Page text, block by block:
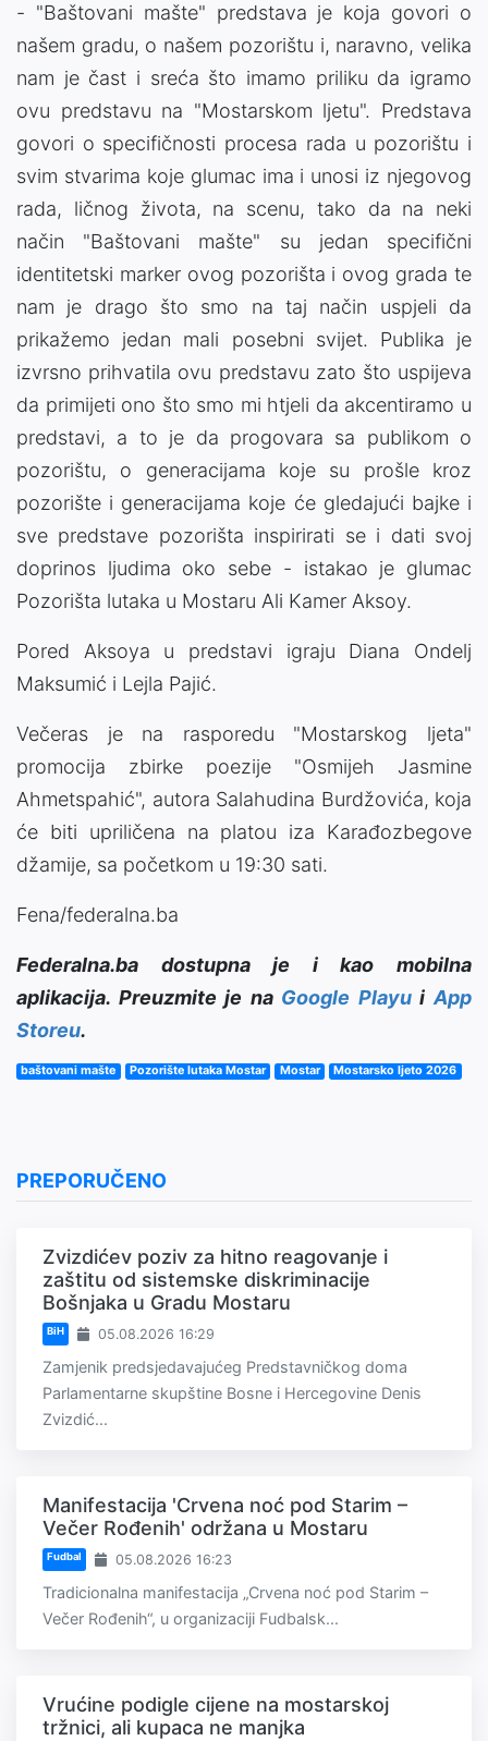
- "Baštovani mašte" predstava je koja govori o
našem gradu, o našem pozorištu i, naravno, velika
nam je čast i sreća što imamo priliku da igramo
ovu predstavu na "Mostarskom ljetu". Predstava
govori o specifičnosti procesa rada u pozorištu i
svim stvarima koje glumac ima i unosi iz njegovog
rada, ličnog života, na scenu, tako da na neki
način "Baštovani mašte" su jedan specifični
identitetski marker ovog pozorišta i ovog grada te
nam je drago što smo na taj način uspjeli da
prikažemo jedan mali posebni svijet. Publika je
izvrsno prihvatila ovu predstavu zato što uspijeva
da primijeti ono što smo mi htjeli da akcentiramo u
predstavi, a to je da progovara sa publikom o
pozorištu, o generacijama koje su prošle kroz
pozorište i generacijama koje će gledajući bajke i
sve predstave pozorišta inspirirati se i dati svoj
doprinos ljudima oko sebe - istakao je glumac
Pozorišta lutaka u Mostaru Ali Kamer Aksoy.
Pored Aksoya u predstavi igraju Diana Ondelj
Maksumić i Lejla Pajić.
Večeras je na rasporedu "Mostarskog ljeta"
promocija zbirke poezije "Osmijeh Jasmine
Ahmetspahić", autora Salahudina Burdžovića, koja
će biti upriličena na platou iza Karađozbegove
džamije, sa početkom u 19:30 sati.
Fena/federalna.ba
Federalna.ba dostupna je i kao mobilna
aplikacija. Preuzmite je na Google PlayuiApp
Storeu.
baštovani mašte Pozorište lutaka Mostar Mostar Mostarsko ljeto 2026
PREPORUČENO
Zvizdićev poziv za hitno reagovanje i
zaštitu od sistemske diskriminacije
Bošnjaka u Gradu Mostaru
BiH 05.08.2026 16:29
Zamjenik predsjedavajućeg Predstavničkog doma
Parlamentarne skupštine Bosne i Hercegovine Denis
Zvizdić...
Manifestacija 'Crvena noć pod Starim –
Večer Rođenih' održana u Mostaru
Fudbal 05.08.2026 16:23
Tradicionalna manifestacija „Crvena noć pod Starim –
Večer Rođenih“, u organizaciji Fudbalsk...
Vrućine podigle cijene na mostarskoj
tržnici, ali kupaca ne manjka